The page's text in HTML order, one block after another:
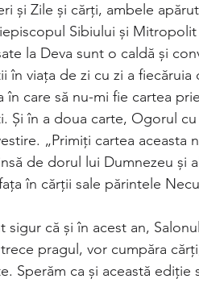
și Zile și cărți, ambele
Sibiului și
la Deva sunt o caldă și
în viața de zi cu zi a
în care să nu-mi fie cartea
Și în a doua carte, Ogorul
„Primiți cartea aceasta
de dorul lui Dumnezeu și
în cărții sale părintele
sigur că și în acest an,
pragul, vor cumpăra
Sperăm ca și această ediție